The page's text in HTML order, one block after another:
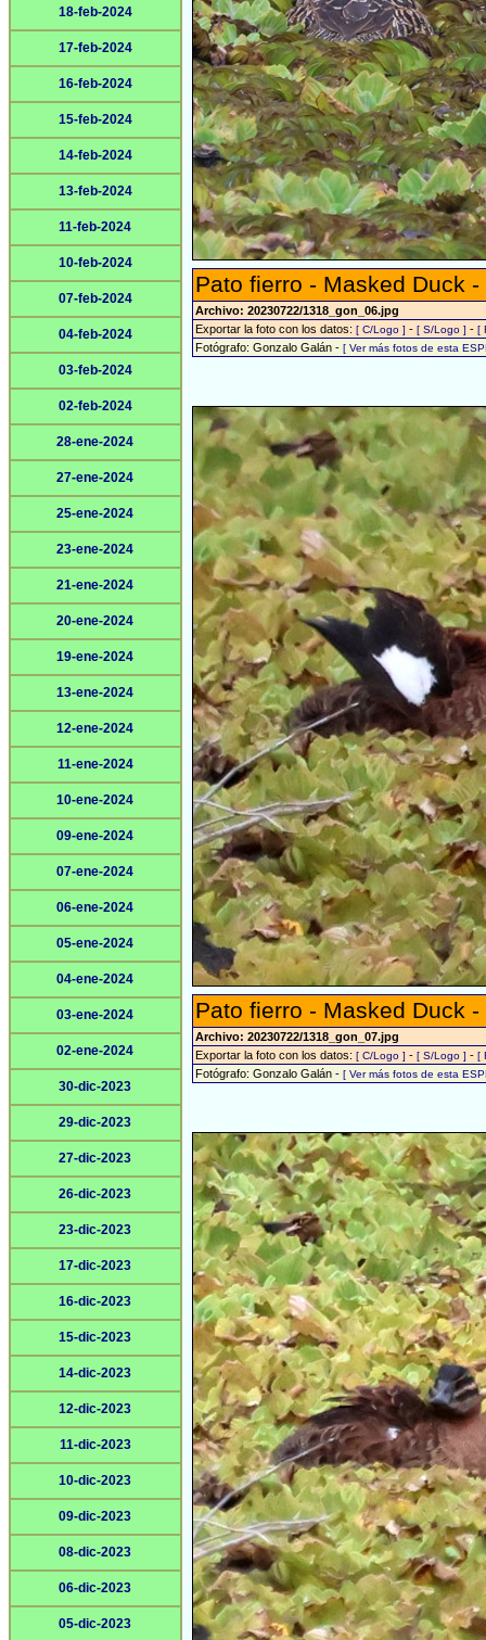
18-feb-2024
17-feb-2024
16-feb-2024
15-feb-2024
14-feb-2024
13-feb-2024
11-feb-2024
10-feb-2024
07-feb-2024
04-feb-2024
03-feb-2024
02-feb-2024
28-ene-2024
27-ene-2024
25-ene-2024
23-ene-2024
21-ene-2024
20-ene-2024
19-ene-2024
13-ene-2024
12-ene-2024
11-ene-2024
10-ene-2024
09-ene-2024
07-ene-2024
06-ene-2024
05-ene-2024
04-ene-2024
03-ene-2024
02-ene-2024
30-dic-2023
29-dic-2023
27-dic-2023
26-dic-2023
23-dic-2023
17-dic-2023
16-dic-2023
15-dic-2023
14-dic-2023
12-dic-2023
11-dic-2023
10-dic-2023
09-dic-2023
08-dic-2023
06-dic-2023
05-dic-2023
Pato fierro - Masked Duck -
Archivo: 20230722/1318_gon_06.jpg
Exportar la foto con los datos: [ C/Logo ] - [ S/Logo ] - [
Fotógrafo: Gonzalo Galán - [ Ver más fotos de esta
Pato fierro - Masked Duck -
Archivo: 20230722/1318_gon_07.jpg
Exportar la foto con los datos: [ C/Logo ] - [ S/Logo ] - [
Fotógrafo: Gonzalo Galán - [ Ver más fotos de esta